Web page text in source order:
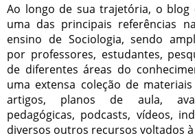
Ao longo de sua trajetória, o blog
uma das principais referências
ensino de Sociologia, sendo
por professores, estudantes,
de diferentes áreas do
uma extensa coleção de
artigos, planos de aula,
pedagógicas, podcasts, vídeos,
diversos outros recursos voltados